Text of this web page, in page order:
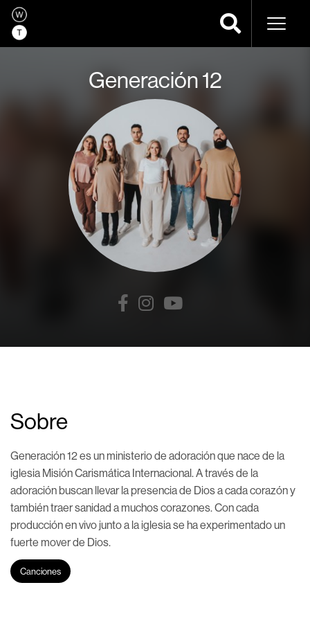
Generación 12
Sobre
Generación 12 es un ministerio de adoración que nace de la
iglesia Misión Carismática Internacional. A través de la
adoración buscan llevar la presencia de Dios a cada corazón y
también traer sanidad a muchos corazones. Con cada
producción en vivo junto a la iglesia se ha experimentado un
fuerte mover de Dios.
Canciones